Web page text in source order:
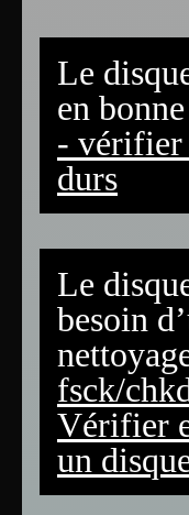
Le
en
- vérifier
durs
Le
besoin
fsck/
Vérifier
un